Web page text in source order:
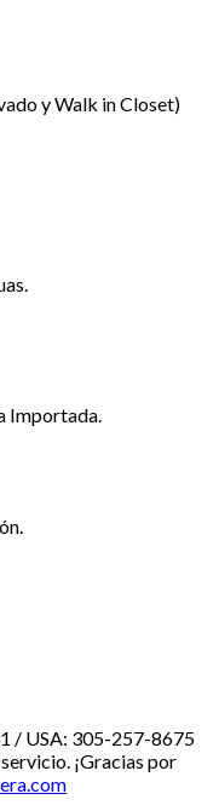
y Walk in Closet)
Importada.
/ USA: 305-257-8675
¡Gracias por